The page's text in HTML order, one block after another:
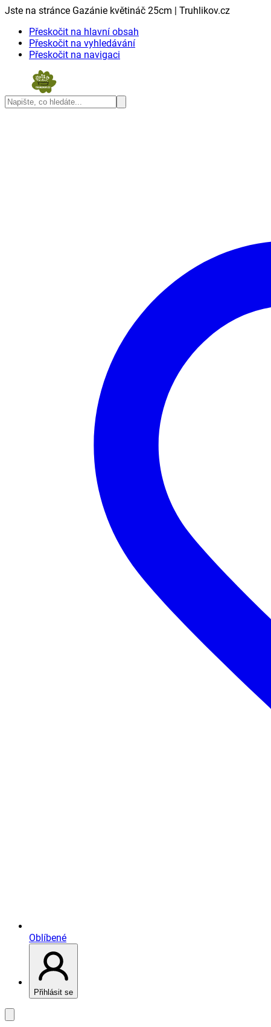
Jste na stránce Gazánie květináč 25cm | Truhlikov.cz
Přeskočit na hlavní obsah
Přeskočit na vyhledávání
Přeskočit na navigaci
Oblíbené
Přihlásit se